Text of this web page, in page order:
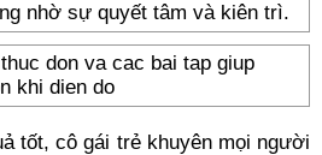
nhờ sự quyết tâm và kiên trì.
tốt, cô gái trẻ khuyên mọi người